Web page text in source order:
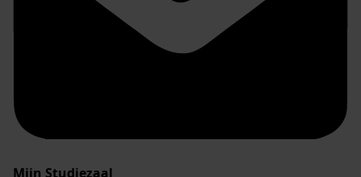
Mijn Studiezaal